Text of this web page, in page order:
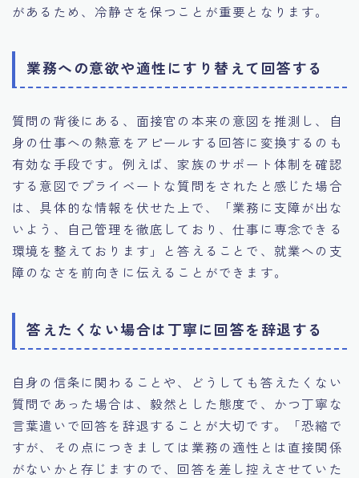
があるため、冷静さを保つことが重要となります。
業務への意欲や適性にすり替えて回答する
質問の背後にある、面接官の本来の意図を推測し、自
身の仕事への熱意をアピールする回答に変換するのも
有効な手段です。例えば、家族のサポート体制を確認
する意図でプライベートな質問をされたと感じた場合
は、具体的な情報を伏せた上で、「業務に支障が出な
いよう、自己管理を徹底しており、仕事に専念できる
環境を整えております」と答えることで、就業への支
障のなさを前向きに伝えることができます。
答えたくない場合は丁寧に回答を辞退する
自身の信条に関わることや、どうしても答えたくない
質問であった場合は、毅然とした態度で、かつ丁寧な
言葉遣いで回答を辞退することが大切です。「恐縮で
すが、その点につきましては業務の適性とは直接関係
がないかと存じますので、回答を差し控えさせていた